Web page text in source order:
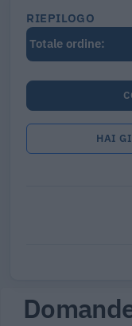
RIEPILOGO
Totale ordine:
HAI